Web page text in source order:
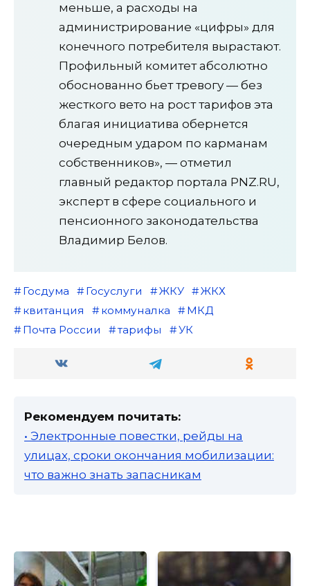
меньше, а расходы на
администрирование «цифры» для
конечного потребителя вырастают.
Профильный комитет абсолютно
обоснованно бьет тревогу — без
жесткого вето на рост тарифов эта
благая инициатива обернется
очередным ударом по карманам
собственников», — отметил
главный редактор портала PNZ.RU,
эксперт в сфере социального и
пенсионного законодательства
Владимир Белов.
Госдума Госуслуги ЖКУ
ЖКХ
квитанция
коммуналка
МКД
Почта России
тарифы УК
Рекомендуем почитать:
• Электронные повестки, рейды на
улицах, сроки окончания мобилизации:
что важно знать запасникам